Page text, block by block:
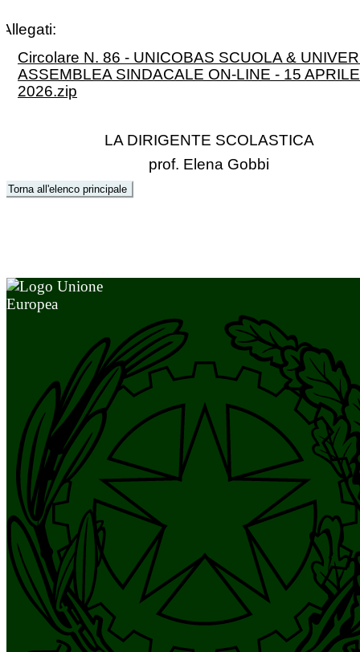
Allegati:
Circolare N. 86 - UNICOBAS SCUOLA &
ASSEMBLEA SINDACALE ON-LINE - 15 APRILE
2026.zip
LA DIRIGENTE SCOLASTICA
prof. Elena Gobbi
Torna all'elenco principale